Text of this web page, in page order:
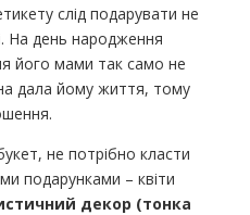
слід подарувати не
На день народження
його мами так само не
дала йому життя, тому
не потрібно класти
подарунками – квіти
декор (тонка